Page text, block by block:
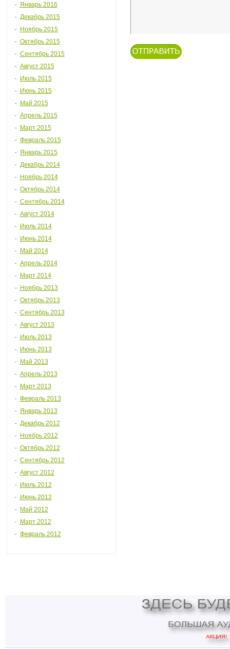
Январь 2016
Декабрь 2015
Ноябрь 2015
Октябрь 2015
Сентябрь 2015
Август 2015
Июль 2015
Июнь 2015
Май 2015
Апрель 2015
Март 2015
Февраль 2015
Январь 2015
Декабрь 2014
Ноябрь 2014
Октябрь 2014
Сентябрь 2014
Август 2014
Июль 2014
Июнь 2014
Май 2014
Апрель 2014
Март 2014
Ноябрь 2013
Октябрь 2013
Сентябрь 2013
Август 2013
Июль 2013
Июнь 2013
Май 2013
Апрель 2013
Март 2013
Февраль 2013
Январь 2013
Декабрь 2012
Ноябрь 2012
Октябрь 2012
Сентябрь 2012
Август 2012
Июль 2012
Июнь 2012
Май 2012
Март 2012
Февраль 2012